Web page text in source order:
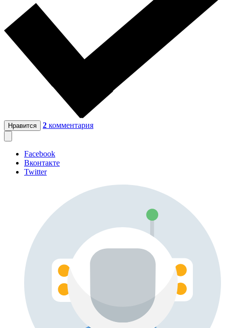
Нравится 2 комментария
Facebook
Вконтакте
Twitter